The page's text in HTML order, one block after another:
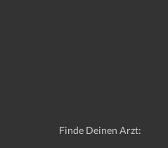
Finde Deinen Arzt: